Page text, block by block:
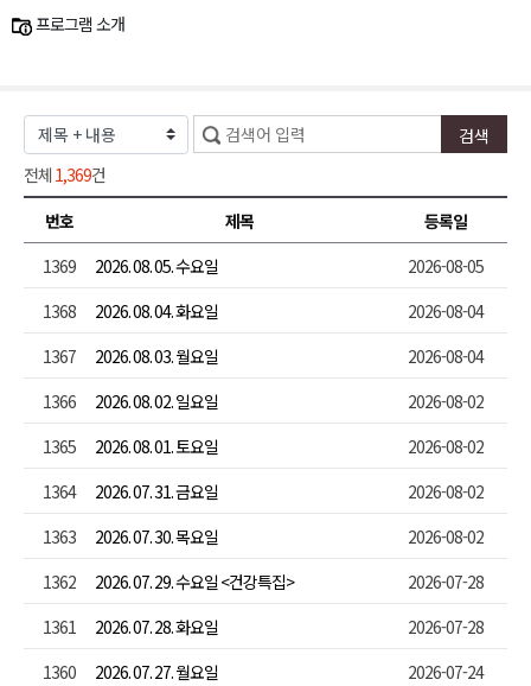
프로그램 소개
전체 1,369건
번호
제목
등록일
1369
2026. 08. 05. 수요일
2026-08-05
1368
2026. 08. 04. 화요일
2026-08-04
1367
2026. 08. 03. 월요일
2026-08-04
1366
2026. 08. 02. 일요일
2026-08-02
1365
2026. 08. 01. 토요일
2026-08-02
1364
2026. 07. 31. 금요일
2026-08-02
1363
2026. 07. 30. 목요일
2026-08-02
1362
2026. 07. 29. 수요일 <건강특집>
2026-07-28
1361
2026. 07. 28. 화요일
2026-07-28
1360
2026. 07. 27. 월요일 2026-07-24